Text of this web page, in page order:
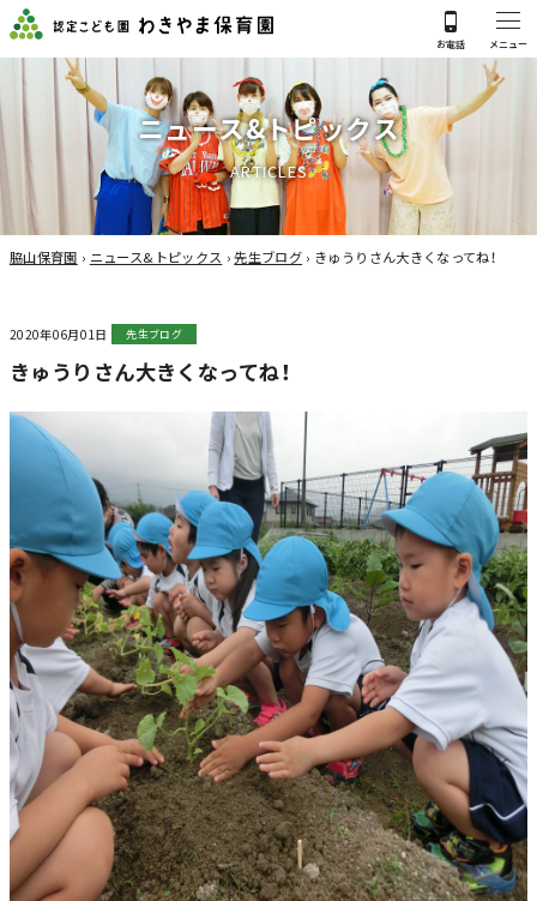
ニュース&トピックス
ARTICLES
脇山保育園 › ニュース&トピックス ›先生ブログ › きゅうりさん大きくなってね！
2020年06月01日 先生ブログ
きゅうりさん大きくなってね！